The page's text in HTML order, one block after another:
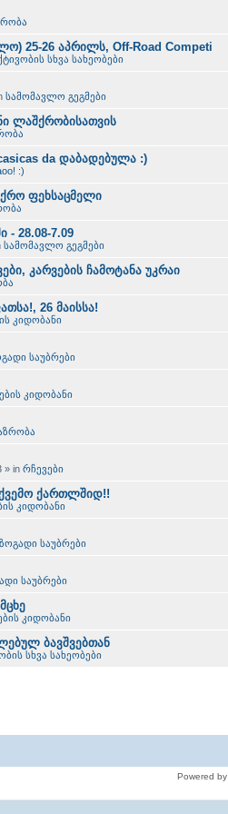
25-26 აპრილს, Off-Road Competi
სხვა სახეობები
სამომავლო გეგმები
ლაშქრობისათვის
da დაბადებულა :)
:)
ფეხსაცმელი
- 28.08-7.09
სამომავლო გეგმები
კარვების ჩამოტანა უკრაი
26 მაისსა!
კიდობანი
საუბრები
კიდობანი
» in რჩევები
ქართლშიდ!!
კიდობანი
ზოგადი საუბრები
საუბრები
კიდობანი
ბავშვებთან
სხვა სახეობები
Powered by